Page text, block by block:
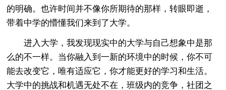
的明确。也许时间并不像你所期待的那样，转眼即逝，
带着中学的懵懂我们来到了大学。
进入大学，我发现现实中的大学与自己想象中是那
么的不一样。当你融入到一新的环境中的时候，你不可
能去改变它，唯有适应它，你才能更好的学习和生活。
大学中的挑战和机遇无处不在，班级内的竞争，社团之